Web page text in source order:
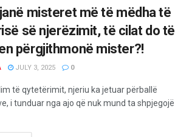
misteret më të mëdha të
së njerëzimit, të cilat do të
përgjithmonë mister?!
JULY 3, 2025 0
të qytetërimit, njeriu ka jetuar përballë
i tunduar nga ajo që nuk mund ta shpjegojë